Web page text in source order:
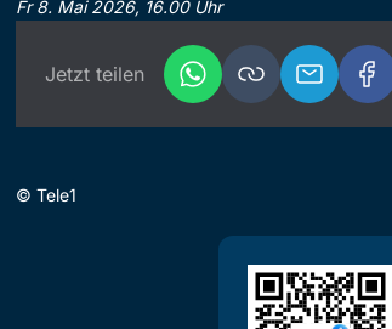
Fr 8. Mai 2026, 16.00 Uhr
Jetzt teilen
© Tele1